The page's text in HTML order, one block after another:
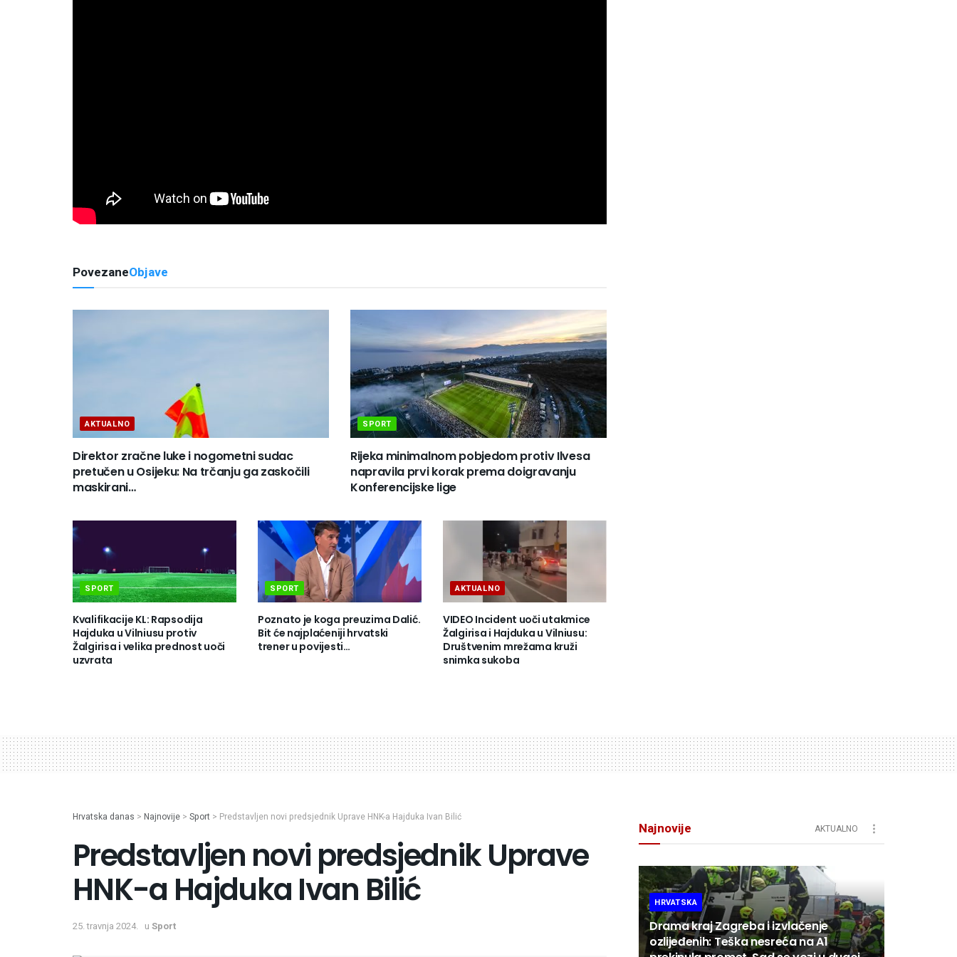
PovezaneObjave
AKTUALNO
Direktor zračne luke i nogometni sudac
pretučen u Osijeku: Na trčanju ga zaskočili
maskirani…
SPORT
Rijeka minimalnom pobjedom protiv Ilvesa
napravila prvi korak prema doigravanju
Konferencijske lige
SPORT
Kvalifikacije KL: Rapsodija
Hajduka u Vilniusu protiv
Žalgirisa i velika prednost uoči
uzvrata
SPORT
Poznato je koga preuzima Dalić.
Bit će najplaćeniji hrvatski
trener u povijesti…
AKTUALNO
VIDEO Incident uoči utakmice
Žalgirisa i Hajduka u Vilniusu:
Društvenim mrežama kruži
snimka sukoba
Hrvatska danas > Najnovije > Sport > Predstavljen novi predsjednik Uprave HNK-a Hajduka Ivan Bilić
Predstavljen novi predsjednik Uprave
HNK-a Hajduka Ivan Bilić
25. travnja 2024. u Sport
Najnovije AKTUALNO
HRVATSKA
Drama kraj Zagreba i izvlačenje
ozlijeđenih: Teška nesreća na A1